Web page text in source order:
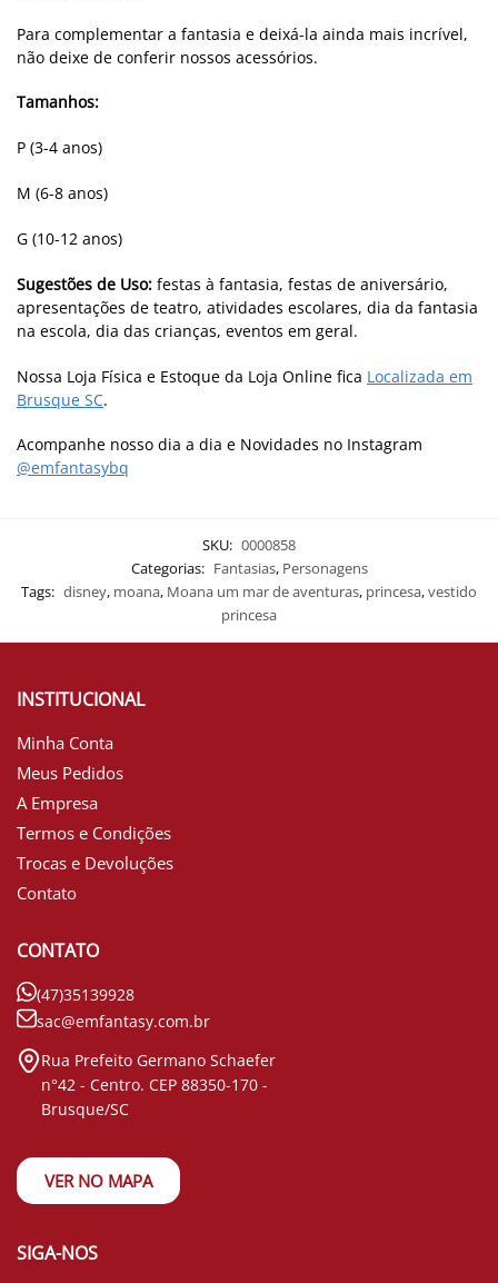
Para complementar a fantasia e deixá-la ainda mais incrível,
não deixe de conferir nossos acessórios.
Tamanhos:
P (3-4 anos)
M (6-8 anos)
G (10-12 anos)
Sugestões de Uso: festas à fantasia, festas de aniversário,
apresentações de teatro, atividades escolares, dia da fantasia
na escola, dia das crianças, eventos em geral.
Nossa Loja Física e Estoque da Loja Online fica Localizada em
Brusque SC.
Acompanhe nosso dia a dia e Novidades no Instagram
@emfantasybq
SKU: 0000858
Categorias: Fantasias, Personagens
Tags: disney, moana, Moana um mar de aventuras, princesa,vestido
princesa
INSTITUCIONAL
Minha Conta
Meus Pedidos
A Empresa
Termos e Condições
Trocas e Devoluções
Contato
CONTATO
(47)35139928
sac@emfantasy.com.br
Rua Prefeito Germano Schaefer
n°42 - Centro. CEP 88350-170 -
Brusque/SC
VER NO MAPA
SIGA-NOS